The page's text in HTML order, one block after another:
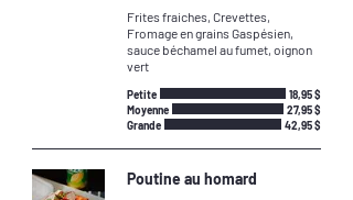
Frites fraiches, Crevettes,
Fromage en grains Gaspésien,
sauce béchamel au fumet, oignon
vert
Petite
18,95 $
Moyenne
27,95 $
Grande
42,95 $
Poutine au homard